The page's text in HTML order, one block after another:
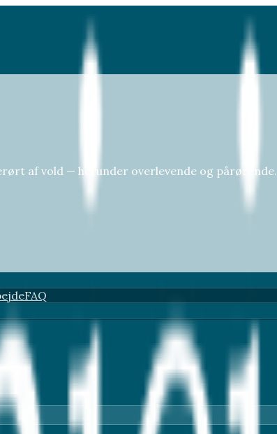
af vold — herunder overlevende og pårørende.
FAQ